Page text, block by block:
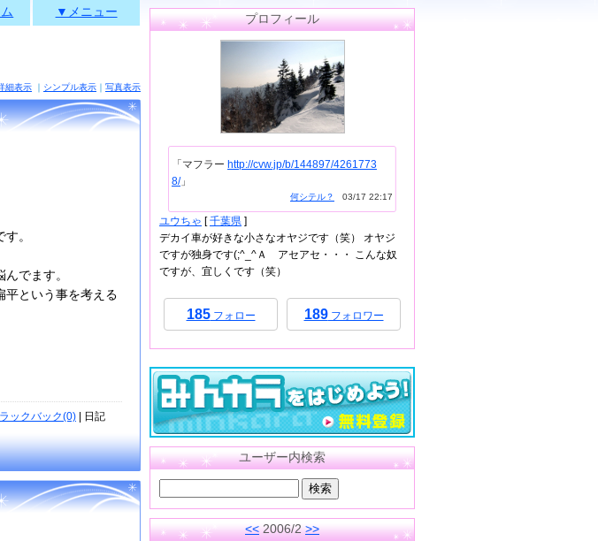
▼メニュー
細表示 ｜ シンプル表示 ｜ 写真表示
。
でます。
平という事を考える
ラックバック(0) | 日記
プロフィール
「マフラー http://cvw.jp/b/144897/4261773
8/」
何シテル？ 03/17 22:17
ユウちゃ [千葉県 ]
デカイ車が好きな小さなオヤジです（笑） オヤジ
ですが独身です(;^_^Ａ アセアセ・・・ こんな奴
ですが、宜しくです（笑）
185フォロー 189フォロワー
ユーザー内検索
<<2006/2>>